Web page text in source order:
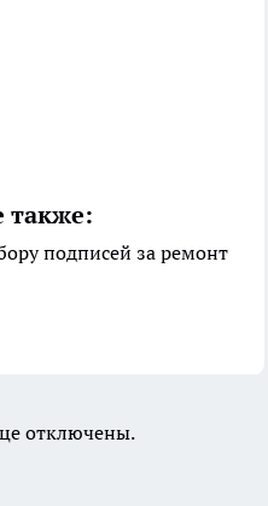
также:
подписей за ремонт
отключены.